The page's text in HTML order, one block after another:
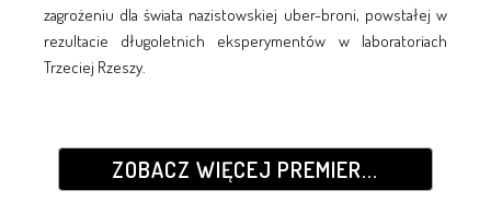
zagrożeniu dla świata nazistowskiej uber-broni, powstałej w
rezultacie długoletnich eksperymentów w laboratoriach
Trzeciej Rzeszy.
ZOBACZ WIĘCEJ PREMIER...